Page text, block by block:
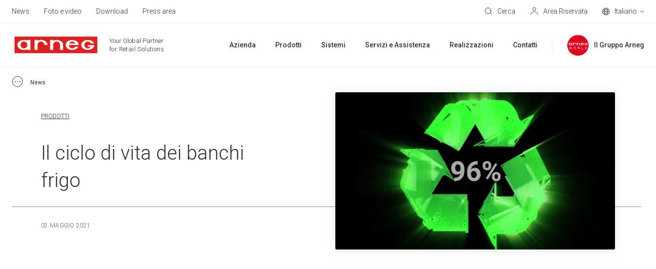
News Foto e video Download Press area Cerca Area Riservata Italiano
Your Global Partner
for Retail Solutions
Azienda Prodotti Sistemi Servizi e Assistenza Realizzazioni Contatti Il Gruppo Arneg
News
PRODOTTI
Il ciclo di vita dei banchi
frigo
02 MAGGIO 2021